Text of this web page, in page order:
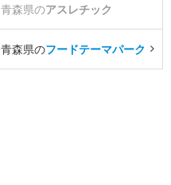
青森県のアスレチック
青森県のフードテーマパーク